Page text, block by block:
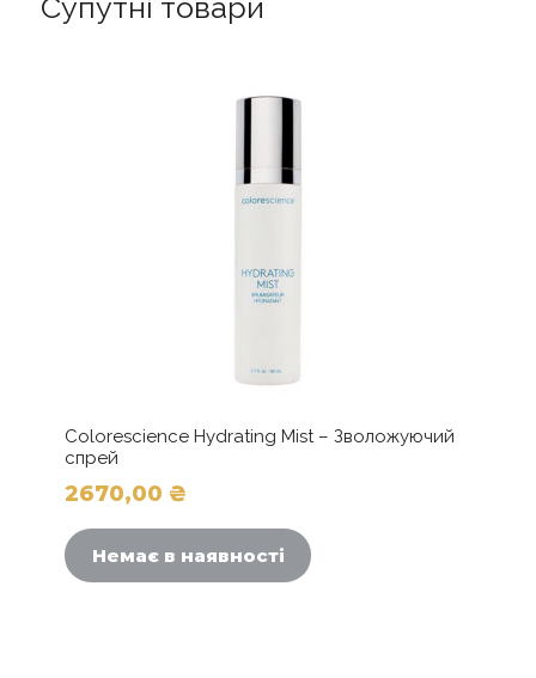
ефектом
Colorescience Hydrating Mist – Зволожуючий
спрей
2670,00 ₴
Немає в наявності